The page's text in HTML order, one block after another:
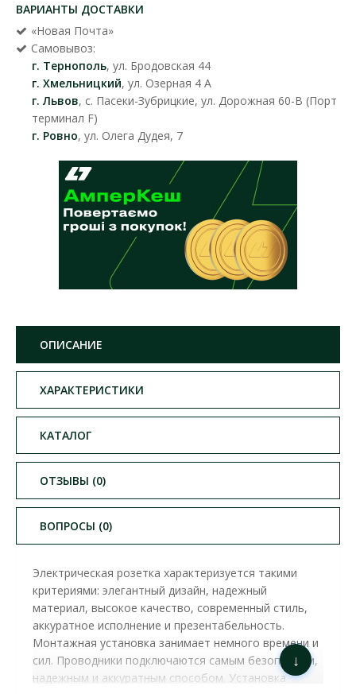
ВАРИАНТЫ ДОСТАВКИ
«Новая Почта»
Самовывоз:
г. Тернополь, ул. Бродовская 44
г. Хмельницкий, ул. Озерная 4 А
г. Львов, с. Пасеки-Зубрицкие, ул. Дорожная 60-В (Порт
терминал F)
г. Ровно, ул. Олега Дудея, 7
ОПИСАНИЕ
ХАРАКТЕРИСТИКИ
КАТАЛОГ
ОТЗЫВЫ (0)
ВОПРОСЫ (0)
Электрическая розетка характеризуется такими
критериями: элегантный дизайн, надежный
материал, высокое качество, современный стиль,
аккуратное исполнение и презентабельность.
Монтажная установка занимает немного времени и
сил. Проводники подключаются самым безопасным,
надежным и аккуратным способом. Установка
↓